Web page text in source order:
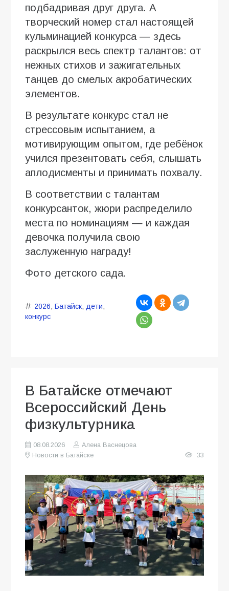
подбадривая друг друга. А
творческий номер стал настоящей
кульминацией конкурса — здесь
раскрылся весь спектр талантов: от
нежных стихов и зажигательных
танцев до смелых акробатических
элементов.
В результате конкурс стал не
стрессовым испытанием, а
мотивирующим опытом, где ребёнок
учился презентовать себя, слышать
аплодисменты и принимать похвалу.
В соответствии с талантам
конкурсанток, жюри распределило
места по номинациям — и каждая
девочка получила свою
заслуженную награду!
Фото детского сада.
2026, Батайск, дети,
конкурс
В Батайске отмечают
Всероссийский День
физкультурника
08.08.2026
Алена Васнецова
Новости в Батайске
33